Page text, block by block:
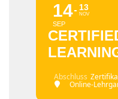
14
SEP
13
NOV
Abschluss
Online-